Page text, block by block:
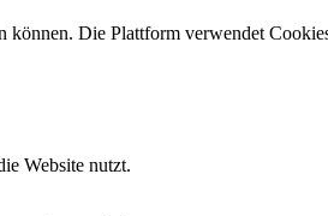
Die Plattform verwendet
Website nutzt.